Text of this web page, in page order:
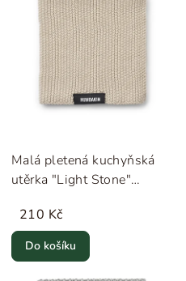
Malá pletená kuchyňská
utěrka "Light Stone"
210 Kč
Do košíku